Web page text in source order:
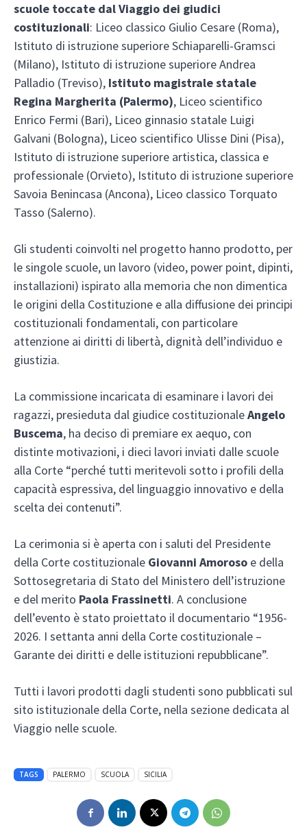
scuole toccate dal Viaggio dei giudici
costituzionali: Liceo classico Giulio Cesare (Roma),
Istituto di istruzione superiore Schiaparelli-Gramsci
(Milano), Istituto di istruzione superiore Andrea
Palladio (Treviso), Istituto magistrale statale
Regina Margherita (Palermo), Liceo scientifico
Enrico Fermi (Bari), Liceo ginnasio statale Luigi
Galvani (Bologna), Liceo scientifico Ulisse Dini (Pisa),
Istituto di istruzione superiore artistica, classica e
professionale (Orvieto), Istituto di istruzione superiore
Savoia Benincasa (Ancona), Liceo classico Torquato
Tasso (Salerno).
Gli studenti coinvolti nel progetto hanno prodotto, per
le singole scuole, un lavoro (video, power point, dipinti,
installazioni) ispirato alla memoria che non dimentica
le origini della Costituzione e alla diffusione dei principi
costituzionali fondamentali, con particolare
attenzione ai diritti di libertà, dignità dell’individuo e
giustizia.
La commissione incaricata di esaminare i lavori dei
ragazzi, presieduta dal giudice costituzionaleAngelo
Buscema, ha deciso di premiare ex aequo, con
distinte motivazioni, i dieci lavori inviati dalle scuole
alla Corte “perché tutti meritevoli sotto i profili della
capacità espressiva, del linguaggio innovativo e della
scelta dei contenuti”.
La cerimonia si è aperta con i saluti del Presidente
della Corte costituzionale Giovanni Amoroso e della
Sottosegretaria di Stato del Ministero dell’istruzione
e del merito Paola Frassinetti. A conclusione
dell’evento è stato proiettato il documentario “1956-
2026. I settanta anni della Corte costituzionale –
Garante dei diritti e delle istituzioni repubblicane”.
Tutti i lavori prodotti dagli studenti sono pubblicati sul
sito istituzionale della Corte, nella sezione dedicata al
Viaggio nelle scuole.
TAGS PALERMO SCUOLA SICILIA